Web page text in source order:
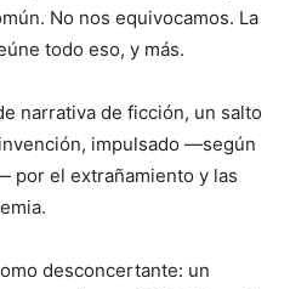
No nos equivocamos. La
todo eso, y más.
narrativa de ficción, un salto
impulsado —según
por el extrañamiento y las
desconcertante: un